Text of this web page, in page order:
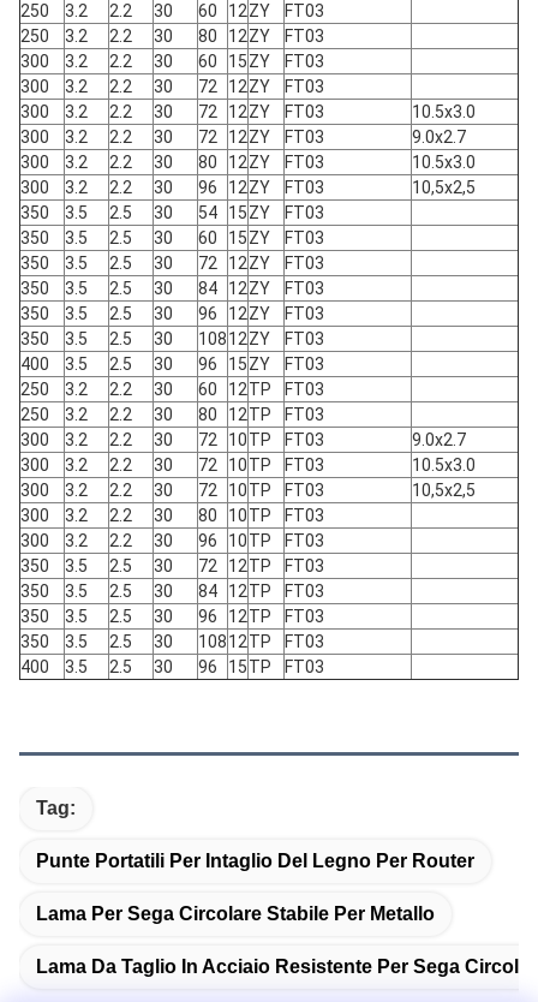
250
3.2 2.2 30 60 12ZY
FT03
250
3.2 2.2 30 80 12ZY
FT03
300
3.2 2.2 30 60 15ZY
FT03
300
3.2 2.2 30 72 12ZY
FT03
300
3.2 2.2 30 72 12ZY FT03
10.5x3.0
300
3.2 2.2 30 72 12ZY FT03
9.0x2.7
300
3.2 2.2 30 80 12ZY FT03
10.5x3.0
300
3.2 2.2 30 96 12ZY FT03
10,5x2,5
350
3.5 2.5 30 54 15ZY
FT03
350
3.5 2.5 30 60 15ZY
FT03
350
3.5 2.5 30 72 12ZY
FT03
350
3.5 2.5 30 84 12ZY
FT03
350
3.5 2.5 30 96 12ZY
FT03
350
3.5 2.5 30 10812ZY
FT03
400
3.5 2.5 30 96 15ZY
FT03
250
3.2 2.2 30 60 12TP
FT03
250
3.2 2.2 30 80 12TP
FT03
300
3.2 2.2 30 72 10TP FT03
9.0x2.7
300
3.2 2.2 30 72 10TP FT03
10.5x3.0
300
3.2 2.2 30 72 10TP FT03
10,5x2,5
300
3.2 2.2 30 80 10TP
FT03
300
3.2 2.2 30 96 10TP
FT03
350
3.5 2.5 30 72 12TP
FT03
350
3.5 2.5 30 84 12TP
FT03
350
3.5 2.5 30 96 12TP
FT03
350
3.5 2.5 30 10812TP
FT03
400
3.5 2.5 30 96 15TP FT03
Tag:
Punte Portatili Per Intaglio Del Legno Per Router
Lama Per Sega Circolare Stabile Per Metallo
Lama Da Taglio In Acciaio Resistente Per Sega